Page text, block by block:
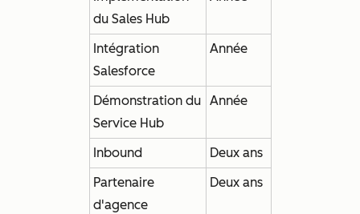
du Sales Hub
Intégration
Salesforce
Année
Démonstration du
Service Hub
Année
Inbound
Deux ans
Partenaire
d'agence
Deux ans